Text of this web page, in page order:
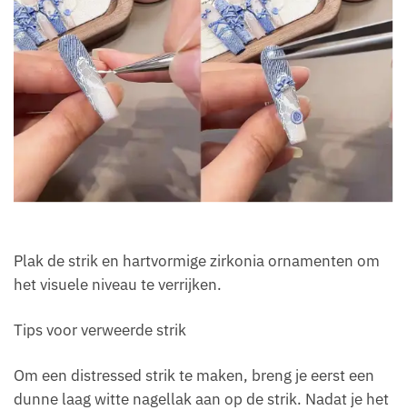
Plak de strik en hartvormige zirkonia ornamenten om
het visuele niveau te verrijken.
Tips voor verweerde strik
Om een distressed strik te maken, breng je eerst een
dunne laag witte nagellak aan op de strik. Nadat je het